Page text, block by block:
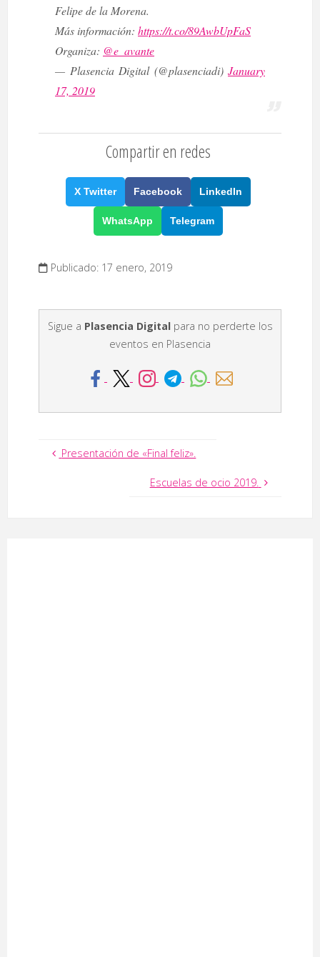
Felipe de la Morena.
Más información: https://t.co/89AwbUpFaS
Organiza: @e_avante
— Plasencia Digital (@plasenciadi) January
17, 2019
Compartir en redes
X Twitter Facebook LinkedIn
WhatsApp Telegram
Publicado: 17 enero, 2019
Sigue a Plasencia Digitalpara no perderte los
eventos en Plasencia
Presentación de «Final feliz».
Escuelas de ocio 2019.